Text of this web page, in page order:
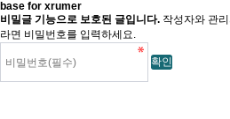
base for xrumer
비밀글 기능으로 보호된 글입니다. 작성자와 관
라면 비밀번호를 입력하세요.